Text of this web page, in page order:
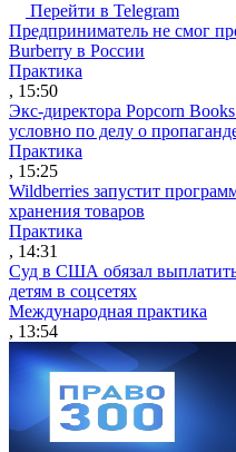
Перейти в Telegram
Предприниматель не смог
Burberry в России
Практика
, 15:50
Экс-директора Popcorn
условно по делу о
Практика
, 15:25
Wildberries запустит
хранения товаров
Практика
, 14:31
Суд в США обязал
детям в соцсетях
Международная практика
, 13:54